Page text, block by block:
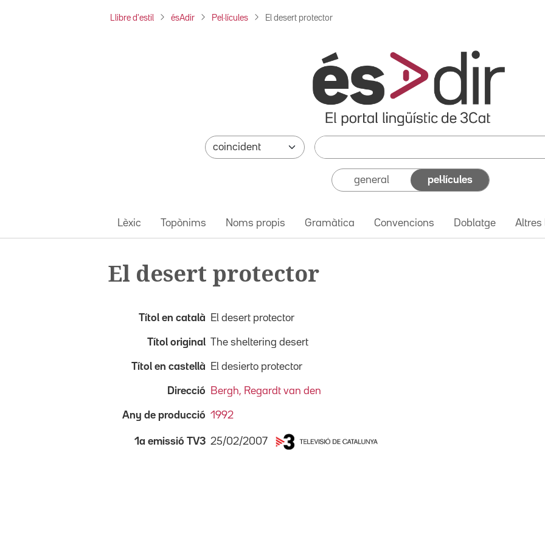
Llibre d'estil ésAdir Pel·lícules El desert protector
general pel·lícules
Lèxic Topònims Noms propis Gramàtica Convencions Doblatge Altres
El desert protector
Títol en català El desert protector
Títol original The sheltering desert
Títol en castellà El desierto protector
Direcció Bergh, Regardt van den
Any de producció 1992
1a emissió TV3 25/02/2007